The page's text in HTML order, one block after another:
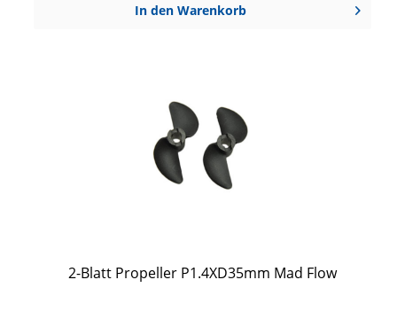
In den Warenkorb
2-Blatt Propeller P1.4XD35mm Mad Flow